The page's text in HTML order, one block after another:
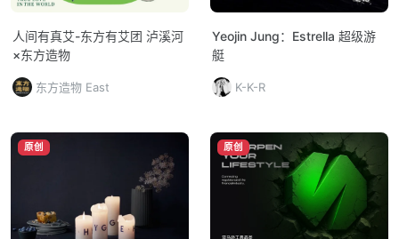
人间有真艾-东方有艾团 泸溪河
×东方造物
东方造物 East
Yeojin Jung：Estrella 超级游
艇
K-K-R
原创 原创